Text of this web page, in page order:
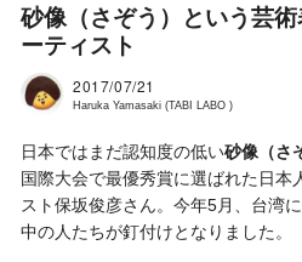
砂像（さぞう）という芸
ーティスト
2017/07/21
Haruka Yamasaki (TABI LABO )
日本ではまだ認知度の低い砂像（さ
国際大会で最優秀賞に選ばれた日本
スト保坂俊彦さん。今年5月、台湾
中の人たちが釘付けとなりました。